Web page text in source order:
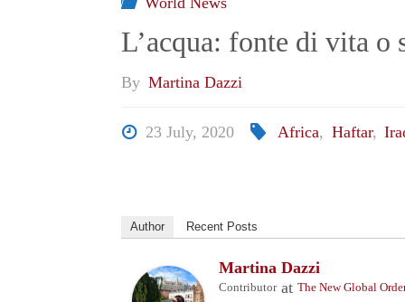
L’acqua: fonte di vita o
By Martina Dazzi
23 July, 2020 Africa, Haftar,
Author Recent Posts
Martina Dazzi
ContributoratThe New Global